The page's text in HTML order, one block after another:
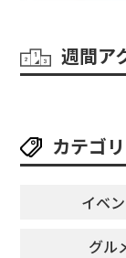
週間ア
カテゴ
イベ
グル